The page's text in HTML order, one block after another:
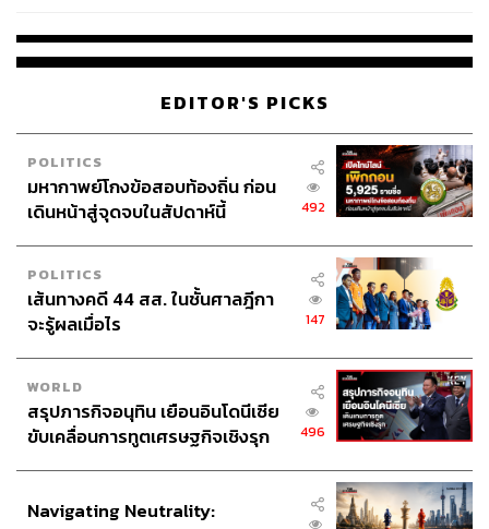
EDITOR'S PICKS
POLITICS
มหากาพย์โกงข้อสอบท้องถิ่น ก่อน
เดินหน้าสู่จุดจบในสัปดาห์นี้
492
POLITICS
เส้นทางคดี 44 สส. ในชั้นศาลฎีกา
จะรู้ผลเมื่อไร
147
WORLD
สรุปภารกิจอนุทิน เยือนอินโดนีเซีย
ขับเคลื่อนการทูตเศรษฐกิจเชิงรุก
496
Navigating Neutrality: